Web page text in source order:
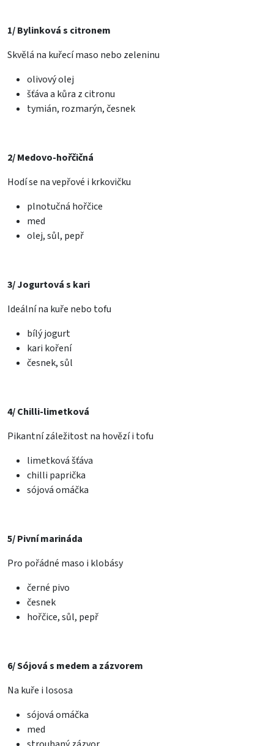
1/ Bylinková s citronem
Skvělá na kuřecí maso nebo zeleninu
olivový olej
šťáva a kůra z citronu
tymián, rozmarýn, česnek
2/ Medovo-hořčičná
Hodí se na vepřové i krkovičku
plnotučná hořčice
med
olej, sůl, pepř
3/ Jogurtová s kari
Ideální na kuře nebo tofu
bílý jogurt
kari koření
česnek, sůl
4/ Chilli-limetková
Pikantní záležitost na hovězí i tofu
limetková šťáva
chilli paprička
sójová omáčka
5/ Pivní marináda
Pro pořádné maso i klobásy
černé pivo
česnek
hořčice, sůl, pepř
6/ Sójová s medem a zázvorem
Na kuře i lososa
sójová omáčka
med